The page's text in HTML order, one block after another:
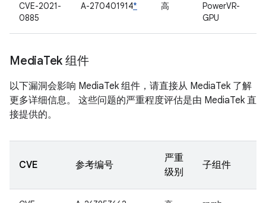
CVE-2021-
0885
A-270401914* 高
PowerVR-
GPU
MediaTek 组件
以下漏洞会影响 MediaTek 组件，请直接从 MediaTek 了解
更多详细信息。 这些问题的严重程度评估是由 MediaTek 直
接提供的。
CVE 参考编号
严重
级别
子组件